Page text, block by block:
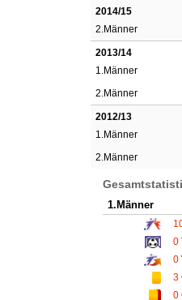
2014/15
2.Männer
2013/14
1.Männer
2.Männer
2012/13
1.Männer
2.Männer
1.Männer
0
0
3
0